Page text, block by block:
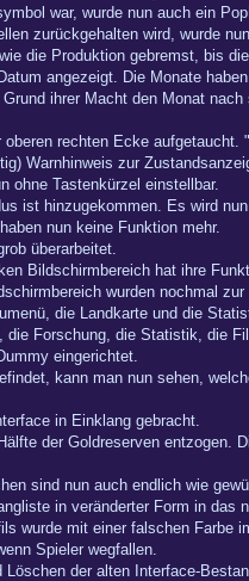
war, wurde nun auch ein
zurückgehalten wird, wurde
die Produktion gebremst, bis
angezeigt. Die Monate
ihrer Macht den Monat
rechten Ecke aufgetaucht.
Warnhinweis zur
ohne Tastenkürzel einstellbar.
ist hinzugekommen. Es wird
nun keine Funktion mehr.
überarbeitet.
Bildschirmbereich hat ihre
wurden nochmal
die Landkarte und die
Forschung, die Statistik, die
eingerichtet.
kann man nun sehen,
in Einklang gebracht.
der Goldreserven
sind nun auch endlich wie
in veränderter Form in das
wurde mit einer falschen
Spieler wegfallen.
der alten Interface-